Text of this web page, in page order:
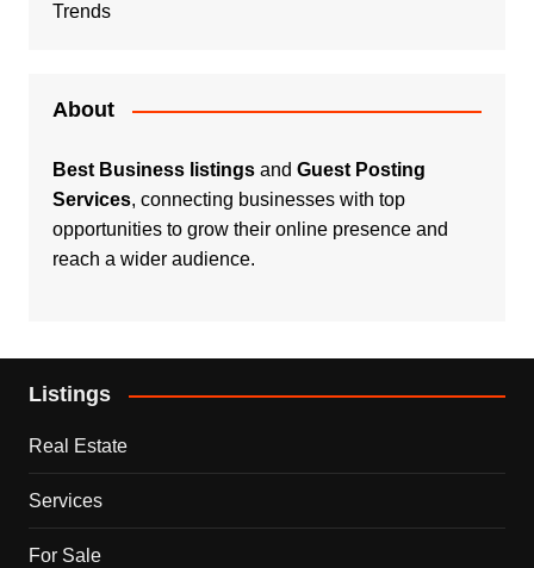
Trends
About
Best Business listingsand Guest Posting
Services, connecting businesses with top
opportunities to grow their online presence and
reach a wider audience.
Listings
Real Estate
Services
For Sale